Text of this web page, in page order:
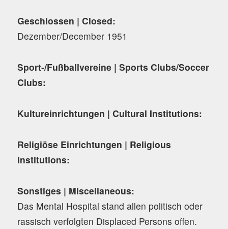
Geschlossen | Closed:
Dezember/December 1951
Sport-/Fußballvereine | Sports Clubs/Soccer
Clubs:
Kultureinrichtungen | Cultural Institutions:
Religiöse Einrichtungen | Religious
Institutions:
Sonstiges | Miscellaneous:
Das Mental Hospital stand allen politisch oder
rassisch verfolgten Displaced Persons offen.